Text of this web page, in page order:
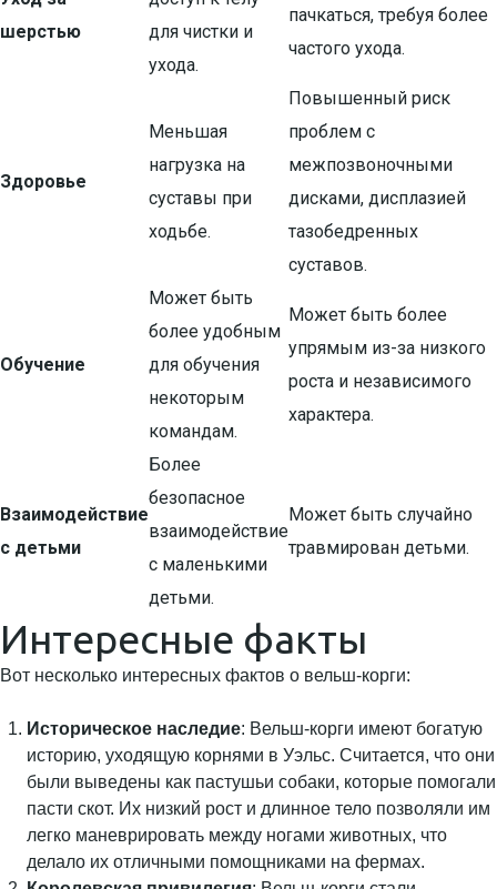
шерстью
для чистки и
ухода.
пачкаться, требуя более
частого ухода.
Здоровье
Меньшая
нагрузка на
суставы при
ходьбе.
Повышенный риск
проблем с
межпозвоночными
дисками, дисплазией
тазобедренных
суставов.
Обучение
Может быть
более удобным
для обучения
некоторым
командам.
Может быть более
упрямым из-за низкого
роста и независимого
характера.
Взаимодействие
с детьми
Более
безопасное
взаимодействие
с маленькими
детьми.
Может быть случайно
травмирован детьми.
Интересные факты
Вот несколько интересных фактов о вельш-корги:
Историческое наследие: Вельш-корги имеют богатую
историю, уходящую корнями в Уэльс. Считается, что они
были выведены как пастушьи собаки, которые помогали
пасти скот. Их низкий рост и длинное тело позволяли им
легко маневрировать между ногами животных, что
делало их отличными помощниками на фермах.